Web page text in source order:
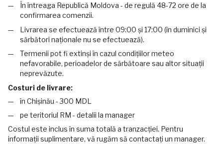
În întreaga Republică Moldova - de regulă 48-72 ore de la
confirmarea comenzii.
Livrarea se efectuează între 09:00 și 17:00 (în duminici și
sărbători naționale nu se efectuează).
Termenii pot fi extinși în cazul condițiilor meteo
nefavorabile, perioadelor de sărbătoare sau altor situații
neprevăzute.
Costuri de livrare:
în Chișinău - 300 MDL
pe teritoriul RM - detalii la manager
Costul este inclus în suma totală a tranzacției. Pentru
informații suplimentare, vă rugăm să contactați un manager.